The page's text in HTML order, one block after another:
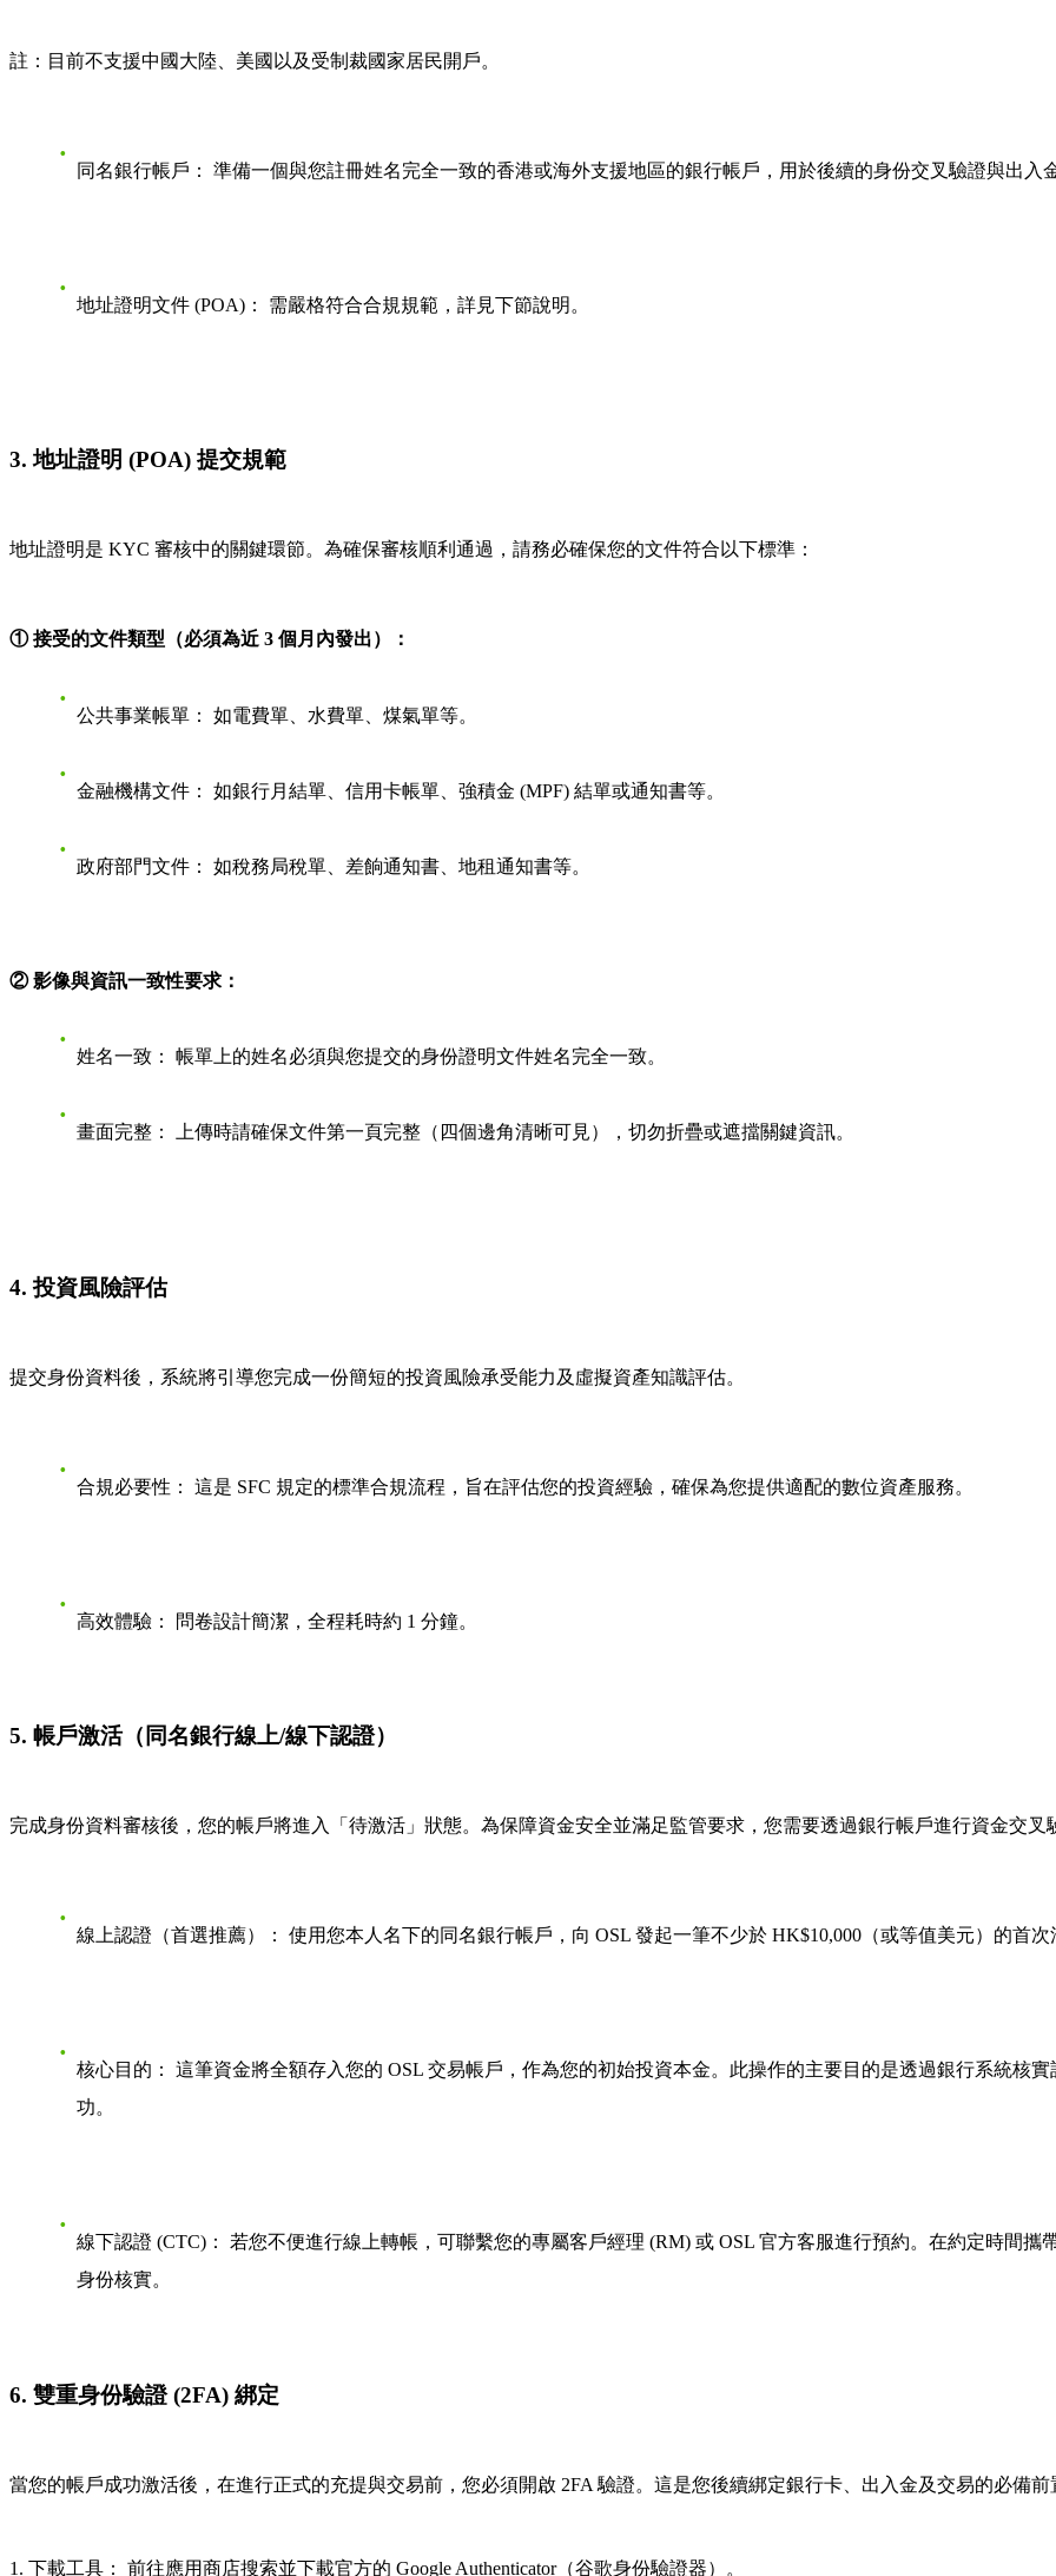
註：目前不支援中國大陸、美國以及受制裁國家居民開戶。
同名銀行帳戶： 準備一個與您註冊姓名完全一致的香港或海外支援地區的銀行帳戶，用於後續的身份交叉驗證與出入
地址證明文件 (POA)： 需嚴格符合合規規範，詳見下節說明。
3. 地址證明 (POA) 提交規範
地址證明是 KYC 審核中的關鍵環節。為確保審核順利通過，請務必確保您的文件符合以下標準：
① 接受的文件類型（必須為近 3 個月內發出）：
公共事業帳單： 如電費單、水費單、煤氣單等。
金融機構文件： 如銀行月結單、信用卡帳單、強積金 (MPF) 結單或通知書等。
政府部門文件： 如稅務局稅單、差餉通知書、地租通知書等。
② 影像與資訊一致性要求：
姓名一致： 帳單上的姓名必須與您提交的身份證明文件姓名完全一致。
畫面完整： 上傳時請確保文件第一頁完整（ 四個邊角清晰可見），切勿折疊或遮擋關鍵資訊。
4. 投資風險評估
提交身份資料後，系統將引導您完成一份簡短的投資風險承受能力及虛擬資產知識評估。
合規必要性： 這是 SFC 規定的標準合規流程，旨在評估您的投資經驗，確保為您提供適配的數位資產服務。
高效體驗： 問卷設計簡潔，全程耗時約 1 分鐘。
5. 帳戶激活（同名銀行線上/線下認證）
完成身份資料審核後，您的帳戶將進入「待激活」狀態。為保障資金安全並滿足監管要求，您需要透過銀行帳戶進行資金交叉
線上認證（首選推薦）： 使用您本人名下的同名銀行帳戶 ，向 OSL 發起一筆不少於 HK$10,000 （或等值美元）的首
核心目的：
這筆資金將全額存入您的 OSL 交易帳戶，作為您的初始投資本金。此操作的主要目的是透過銀行系統核
功。
線下認證 (CTC)：
若您不便進行線上轉帳，可聯繫您的專屬客戶經理 (RM) 或 OSL 官方客服進行預約。在約定時間
身份核實。
6. 雙重身份驗證 (2FA) 綁定
當您的帳戶成功激活後，在進行正式的充提與交易前，您必須開啟 2FA 驗證。這是您後續綁定銀行卡、出入金及交易的必備
1. 下載工具： 前往應用商店搜索並下載官方的 Google Authenticator（谷歌身份驗證器）。